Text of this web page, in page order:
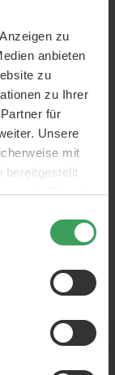
zu
anbieten
zu
zu Ihrer
für
Unsere
mit
bereitgestellt
der Dienste